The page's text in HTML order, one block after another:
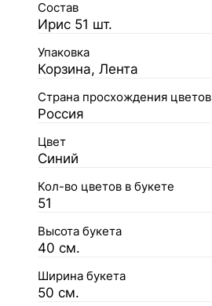
Состав
Ирис 51 шт.
Упаковка
Корзина, Лента
Страна просхождения цветов
Россия
Цвет
Синий
Кол-во цветов в букете
51
Высота букета
40 см.
Ширина букета
50 см.